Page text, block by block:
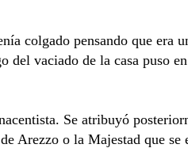
colgado pensando que era
del vaciado de la casa puso en
Se atribuyó
Arezzo o la Majestad que se